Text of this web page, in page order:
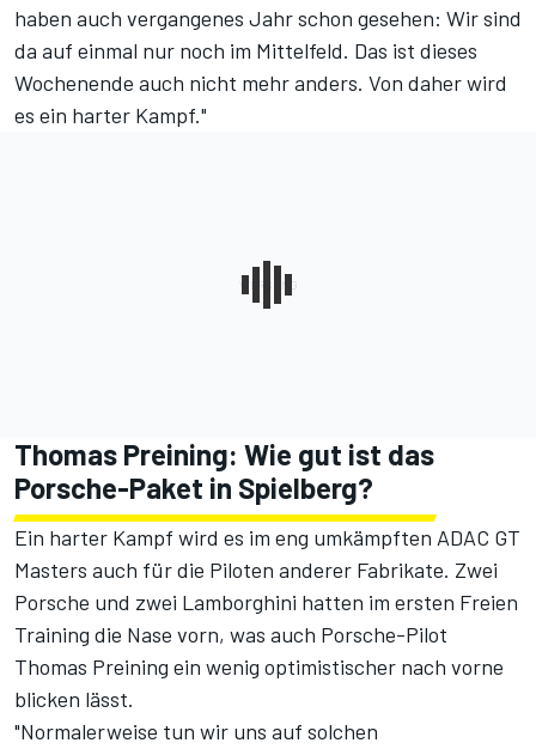
haben auch vergangenes Jahr schon gesehen: Wir sind
da auf einmal nur noch im Mittelfeld. Das ist dieses
Wochenende auch nicht mehr anders. Von daher wird
es ein harter Kampf."
Thomas Preining: Wie gut ist das
Porsche-Paket in Spielberg?
Ein harter Kampf wird es im eng umkämpften ADAC GT
Masters auch für die Piloten anderer Fabrikate. Zwei
Porsche und zwei Lamborghini hatten im ersten Freien
Training die Nase vorn, was auch Porsche-Pilot
Thomas Preining ein wenig optimistischer nach vorne
blicken lässt.
"Normalerweise tun wir uns auf solchen